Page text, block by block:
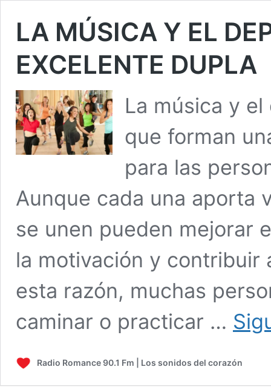
LA MÚSICA Y EL
EXCELENTE DUPLA
La música y
que forman
para las
Aunque cada una aporta
se unen pueden mejorar
la motivación y contribuir
esta razón, muchas
caminar o practicar …
Radio Romance 90.1 Fm | Los sonidos del corazón